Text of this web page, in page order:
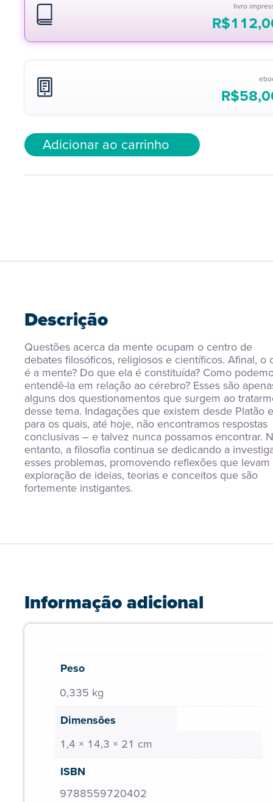
livro
R$
R$
Adicionar ao carrinho
Descrição
Questões acerca da mente ocupam o centro de
debates filosóficos, religiosos e científicos. Afinal, o
é a mente? Do que ela é constituída? Como
entendê-la em relação ao cérebro? Esses são
alguns dos questionamentos que surgem ao
desse tema. Indagações que existem desde Platão e
para os quais, até hoje, não encontramos respostas
conclusivas – e talvez nunca possamos encontrar.
entanto, a filosofia continua se dedicando a
esses problemas, promovendo reflexões que levam
exploração de ideias, teorias e conceitos que são
fortemente instigantes.
Informação adicional
Peso
0,335 kg
Dimensões
1,4 × 14,3 × 21 cm
ISBN
9788559720402